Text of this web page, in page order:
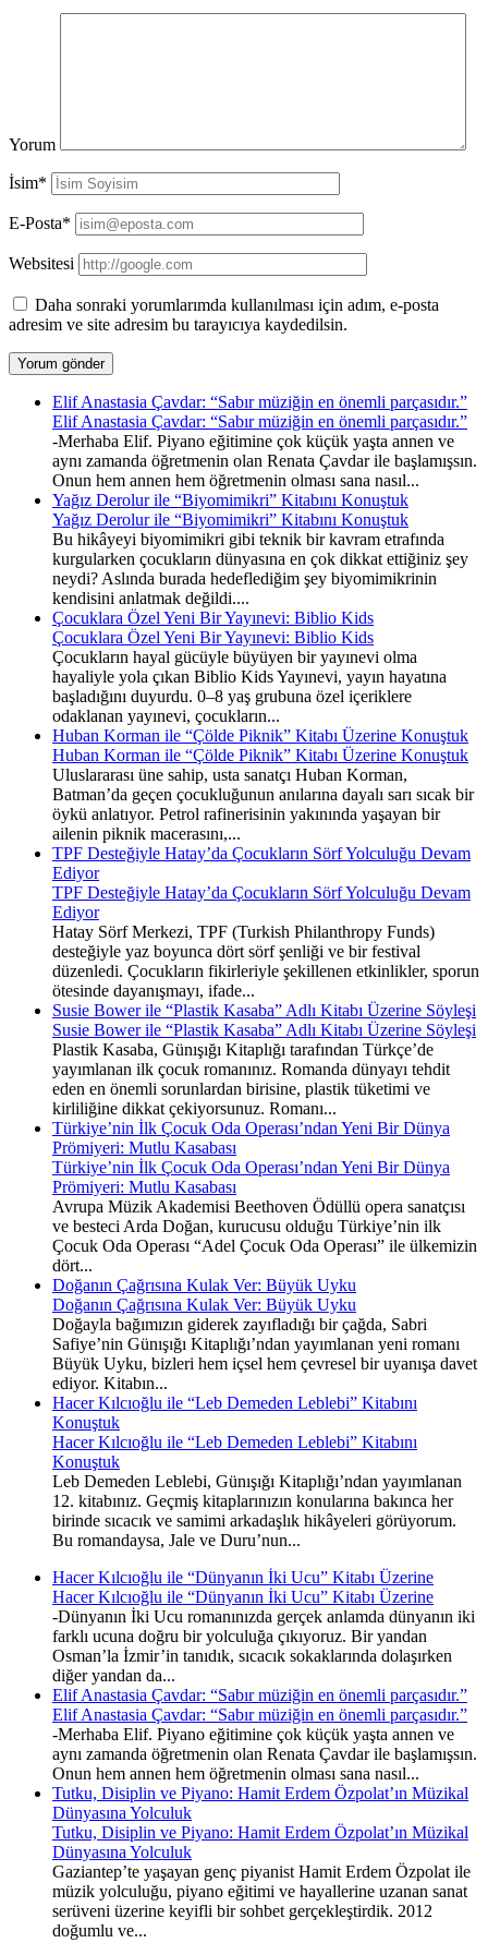
Yorum
İsim*
E-Posta*
Websitesi
Daha sonraki yorumlarımda kullanılması için adım, e-posta
adresim ve site adresim bu tarayıcıya kaydedilsin.
Elif Anastasia Çavdar: “Sabır müziğin en önemli parçasıdır.”
Elif Anastasia Çavdar: “Sabır müziğin en önemli parçasıdır.”
-Merhaba Elif. Piyano eğitimine çok küçük yaşta annen ve
aynı zamanda öğretmenin olan Renata Çavdar ile başlamışsın.
Onun hem annen hem öğretmenin olması sana nasıl...
Yağız Derolur ile “Biyomimikri” Kitabını Konuştuk
Yağız Derolur ile “Biyomimikri” Kitabını Konuştuk
Bu hikâyeyi biyomimikri gibi teknik bir kavram etrafında
kurgularken çocukların dünyasına en çok dikkat ettiğiniz şey
neydi? Aslında burada hedeflediğim şey biyomimikrinin
kendisini anlatmak değildi....
Çocuklara Özel Yeni Bir Yayınevi: Biblio Kids
Çocuklara Özel Yeni Bir Yayınevi: Biblio Kids
Çocukların hayal gücüyle büyüyen bir yayınevi olma
hayaliyle yola çıkan Biblio Kids Yayınevi, yayın hayatına
başladığını duyurdu. 0–8 yaş grubuna özel içeriklere
odaklanan yayınevi, çocukların...
Huban Korman ile “Çölde Piknik” Kitabı Üzerine Konuştuk
Huban Korman ile “Çölde Piknik” Kitabı Üzerine Konuştuk
Uluslararası üne sahip, usta sanatçı Huban Korman,
Batman’da geçen çocukluğunun anılarına dayalı sarı sıcak bir
öykü anlatıyor. Petrol rafinerisinin yakınında yaşayan bir
ailenin piknik macerasını,...
TPF Desteğiyle Hatay’da Çocukların Sörf Yolculuğu Devam
Ediyor
TPF Desteğiyle Hatay’da Çocukların Sörf Yolculuğu Devam
Ediyor
Hatay Sörf Merkezi, TPF (Turkish Philanthropy Funds)
desteğiyle yaz boyunca dört sörf şenliği ve bir festival
düzenledi. Çocukların fikirleriyle şekillenen etkinlikler, sporun
ötesinde dayanışmayı, ifade...
Susie Bower ile “Plastik Kasaba” Adlı Kitabı Üzerine Söyleşi
Susie Bower ile “Plastik Kasaba” Adlı Kitabı Üzerine Söyleşi
Plastik Kasaba, Günışığı Kitaplığı tarafından Türkçe’de
yayımlanan ilk çocuk romanınız. Romanda dünyayı tehdit
eden en önemli sorunlardan birisine, plastik tüketimi ve
kirliliğine dikkat çekiyorsunuz. Romanı...
Türkiye’nin İlk Çocuk Oda Operası’ndan Yeni Bir Dünya
Prömiyeri: Mutlu Kasabası
Türkiye’nin İlk Çocuk Oda Operası’ndan Yeni Bir Dünya
Prömiyeri: Mutlu Kasabası
Avrupa Müzik Akademisi Beethoven Ödüllü opera sanatçısı
ve besteci Arda Doğan, kurucusu olduğu Türkiye’nin ilk
Çocuk Oda Operası “Adel Çocuk Oda Operası” ile ülkemizin
dört...
Doğanın Çağrısına Kulak Ver: Büyük Uyku
Doğanın Çağrısına Kulak Ver: Büyük Uyku
Doğayla bağımızın giderek zayıfladığı bir çağda, Sabri
Safiye’nin Günışığı Kitaplığı’ndan yayımlanan yeni romanı
Büyük Uyku, bizleri hem içsel hem çevresel bir uyanışa davet
ediyor. Kitabın...
Hacer Kılcıoğlu ile “Leb Demeden Leblebi” Kitabını
Konuştuk
Hacer Kılcıoğlu ile “Leb Demeden Leblebi” Kitabını
Konuştuk
Leb Demeden Leblebi, Günışığı Kitaplığı’ndan yayımlanan
12. kitabınız. Geçmiş kitaplarınızın konularına bakınca her
birinde sıcacık ve samimi arkadaşlık hikâyeleri görüyorum.
Bu romandaysa, Jale ve Duru’nun...
Hacer Kılcıoğlu ile “Dünyanın İki Ucu” Kitabı Üzerine
Hacer Kılcıoğlu ile “Dünyanın İki Ucu” Kitabı Üzerine
-Dünyanın İki Ucu romanınızda gerçek anlamda dünyanın iki
farklı ucuna doğru bir yolculuğa çıkıyoruz. Bir yandan
Osman’la İzmir’in tanıdık, sıcacık sokaklarında dolaşırken
diğer yandan da...
Elif Anastasia Çavdar: “Sabır müziğin en önemli parçasıdır.”
Elif Anastasia Çavdar: “Sabır müziğin en önemli parçasıdır.”
-Merhaba Elif. Piyano eğitimine çok küçük yaşta annen ve
aynı zamanda öğretmenin olan Renata Çavdar ile başlamışsın.
Onun hem annen hem öğretmenin olması sana nasıl...
Tutku, Disiplin ve Piyano: Hamit Erdem Özpolat’ın Müzikal
Dünyasına Yolculuk
Tutku, Disiplin ve Piyano: Hamit Erdem Özpolat’ın Müzikal
Dünyasına Yolculuk
Gaziantep’te yaşayan genç piyanist Hamit Erdem Özpolat ile
müzik yolculuğu, piyano eğitimi ve hayallerine uzanan sanat
serüveni üzerine keyifli bir sohbet gerçekleştirdik. 2012
doğumlu ve...